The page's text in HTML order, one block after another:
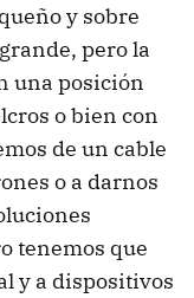
y sobre
pero la
una posición
o bien con
de un cable
o a darnos
tenemos que
y a dispositivos